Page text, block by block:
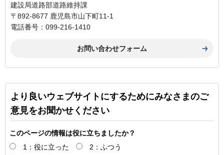
建設局道路部道路維持課
〒892-8677 鹿児島市山下町11-1
電話番号：099-216-1410
より良いウェブサイトにするためにみなさまのご
意見をお聞かせください
このページの情報は役に立ちましたか？
1：役に立った
2：ふつう